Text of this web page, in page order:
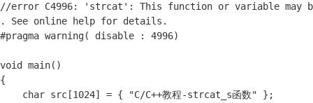
//error C4996: 'strcat': This function or variable may be
. See online help for details.
#pragma warning( disable : 4996)
void main()
{
char src[1024] = { "C/C++教程-strcat_s函数" };